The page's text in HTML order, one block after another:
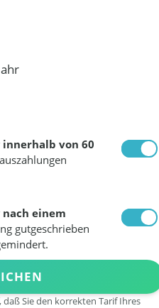
innerhalb von 60
nach einem
gutgeschrieben
Sie den korrekten Tarif Ihres